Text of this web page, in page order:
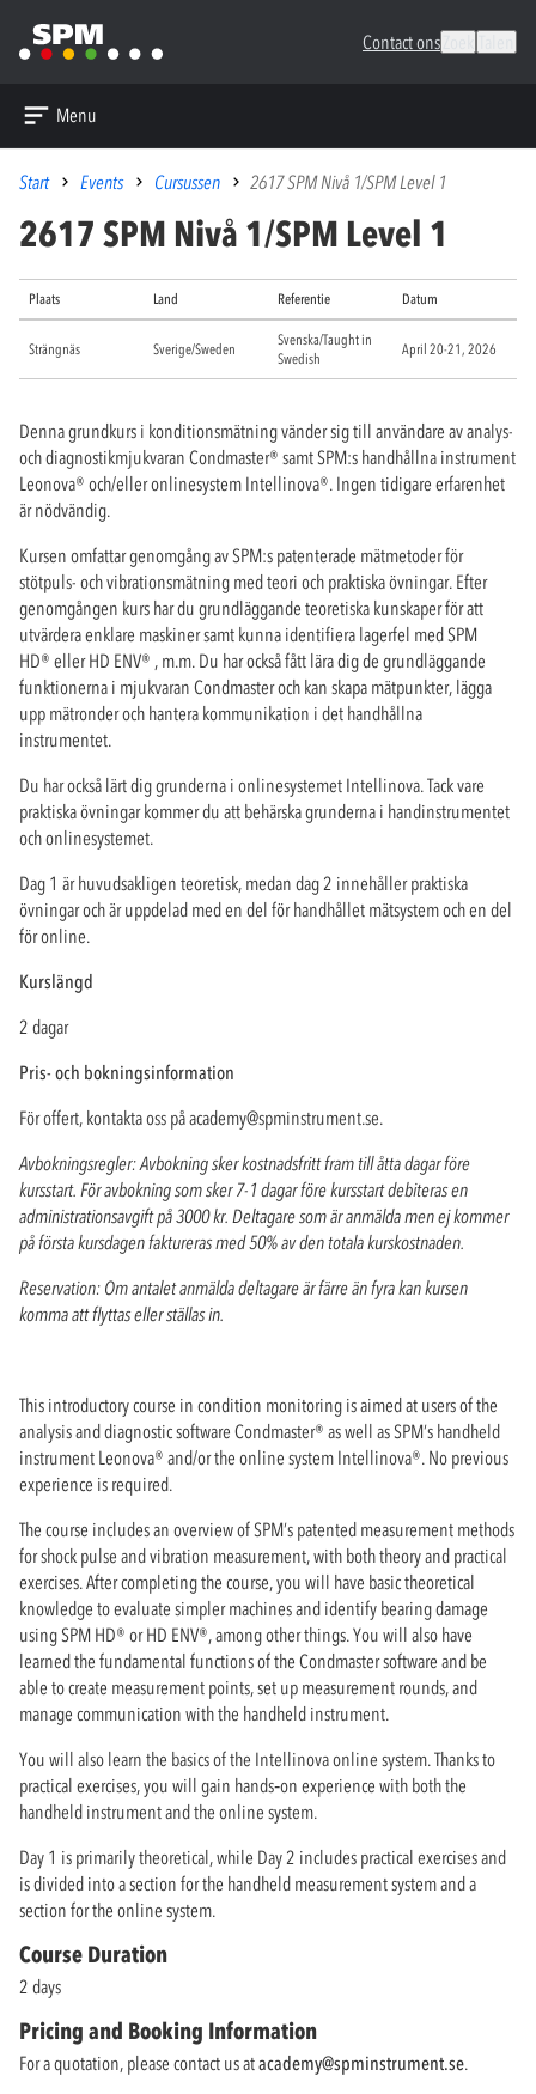
Contact ons
Menu
Start Events Cursussen 2617 SPM Nivå 1/SPM Level 1
2617 SPM Nivå 1/SPM Level 1
Plaats Land Referentie Datum
Strängnäs Sverige/Sweden
Svenska/Taught in
Swedish
April 20-21, 2026
Denna grundkurs i konditionsmätning vänder sig till användare av analys-
och diagnostikmjukvaran Condmaster® samt SPM:s handhållna instrument
Leonova® och/eller onlinesystem Intellinova®. Ingen tidigare erfarenhet
är nödvändig.
Kursen omfattar genomgång av SPM:s patenterade mätmetoder för
stötpuls- och vibrationsmätning med teori och praktiska övningar. Efter
genomgången kurs har du grundläggande teoretiska kunskaper för att
utvärdera enklare maskiner samt kunna identifiera lagerfel med SPM
HD® eller HD ENV® , m.m. Du har också fått lära dig de grundläggande
funktionerna i mjukvaran Condmaster och kan skapa mätpunkter, lägga
upp mätronder och hantera kommunikation i det handhållna
instrumentet.
Du har också lärt dig grunderna i onlinesystemet Intellinova. Tack vare
praktiska övningar kommer du att behärska grunderna i handinstrumentet
och onlinesystemet.
Dag 1 är huvudsakligen teoretisk, medan dag 2 innehåller praktiska
övningar och är uppdelad med en del för handhållet mätsystem och en del
för online.
Kurslängd
2 dagar
Pris- och bokningsinformation
För offert, kontakta oss påacademy@spminstrument.se.
Avbokningsregler: Avbokning sker kostnadsfritt fram till åtta dagar före
kursstart. För avbokning som sker 7-1 dagar före kursstart debiteras en
administrationsavgift på 3000 kr. Deltagare som är anmälda men ej kommer
på första kursdagen faktureras med 50% av den totala kurskostnaden.
Reservation: Om antalet anmälda deltagare är färre än fyra kan kursen
komma att flyttas eller ställas in.
This introductory course in condition monitoring is aimed at users of the
analysis and diagnostic software Condmaster® as well as SPM’s handheld
instrument Leonova® and/or the online system Intellinova®. No previous
experience is required.
The course includes an overview of SPM’s patented measurement methods
for shock pulse and vibration measurement, with both theory and practical
exercises. After completing the course, you will have basic theoretical
knowledge to evaluate simpler machines and identify bearing damage
using SPM HD® or HD ENV®, among other things. You will also have
learned the fundamental functions of the Condmaster software and be
able to create measurement points, set up measurement rounds, and
manage communication with the handheld instrument.
You will also learn the basics of the Intellinova online system. Thanks to
practical exercises, you will gain hands‑on experience with both the
handheld instrument and the online system.
Day 1 is primarily theoretical, while Day 2 includes practical exercises and
is divided into a section for the handheld measurement system and a
section for the online system.
Course Duration
2 days
Pricing and Booking Information
For a quotation, please contact us atacademy@spminstrument.se.